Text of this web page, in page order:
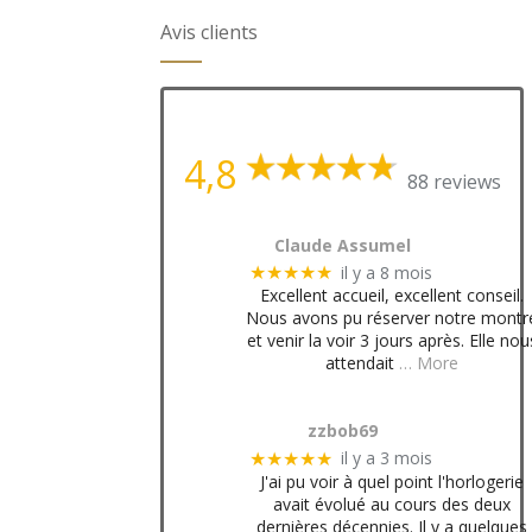
Avis clients
4,8 88 reviews
Claude Assumel
★★★★★ il y a 8 mois
Excellent accueil, excellent conseil.
Nous avons pu réserver notre
et venir la voir 3 jours après. Elle
attendait … More
zzbob69
★★★★★ il y a 3 mois
J'ai pu voir à quel point l'horlogerie
avait évolué au cours des deux
dernières décennies. Il y a quelques